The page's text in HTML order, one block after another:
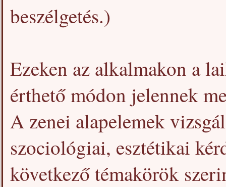
beszélgetés.)
Ezeken az alkalmakon a
érthető módon jelennek
A zenei alapelemek
szociológiai, esztétikai
következő témakörök